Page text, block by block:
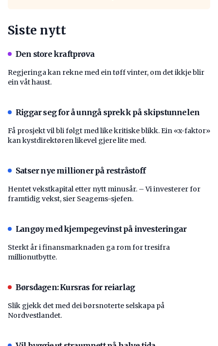
Siste nytt
Den store kraftprøva
Regjeringa kan rekne med ein tøff vinter, om det ikkje blir
ein våt haust.
Riggar seg for å unngå sprekk på skipstunnelen
Få prosjekt vil bli følgt med like kritiske blikk. Ein «x-faktor»
kan kystdirektøren likevel gjere lite med.
Satser nye millioner på restråstoff
Hentet vekstkapital etter nytt minusår. – Vi investerer for
framtidig vekst, sier Seagems-sjefen.
Langøy med kjempegevinst på investeringar
Sterkt år i finansmarknaden ga rom for tresifra
millionutbytte.
Børsdagen: Kursras for reiarlag
Slik gjekk det med dei børsnoterte selskapa på
Nordvestlandet.